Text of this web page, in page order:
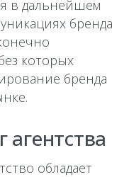
в дальнейшем
бренда
которых
бренда
обладает